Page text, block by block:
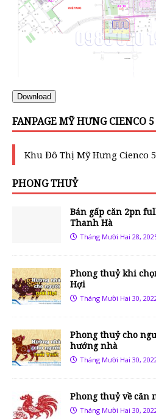
Download
FANPAGE MỸ HƯNG CIENCO 5
Khu Đô Thị Mỹ Hưng Cienco 5
PHONG THUỶ
Bán gấp căn 2pn
Thanh Hà
Tháng Mười Hai 28,
Phong thuỷ khi
Hợi
Tháng Mười Hai 30,
Phong thuỷ cho
hướng nhà
Tháng Mười Hai 30,
Phong thuỷ về căn
Tháng Mười Hai 30,